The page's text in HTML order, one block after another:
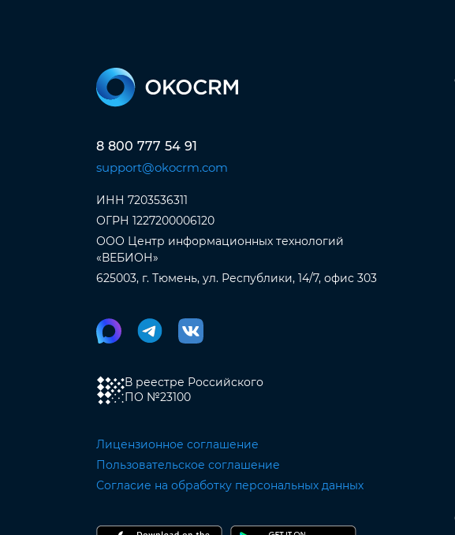
8 800 777 54 91
support@okocrm.com
ИНН 7203536311
ОГРН 1227200006120
ООО Центр информационных технологий
«ВЕБИОН»
625003, г. Тюмень, ул. Республики, 14/7, офис 303
В реестре Российского
ПО №23100
Лицензионное соглашение
Пользовательское соглашение
Согласие на обработку персональных данных